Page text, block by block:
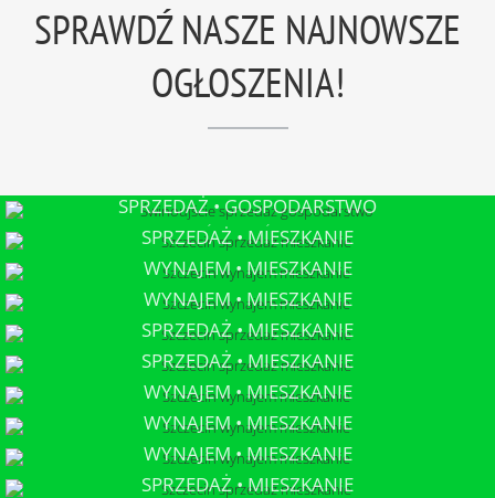
SPRAWDŹ NASZE NAJNOWSZE
OGŁOSZENIA!
SPRZEDAŻ • GOSPODARSTWO
ŚWINOUJŚCIE
SPRZEDAŻ • MIESZKANIE
SZCZECIN
WYNAJEM • MIESZKANIE
SZCZECIN
WYNAJEM • MIESZKANIE
SZCZECIN
SPRZEDAŻ • MIESZKANIE
SZCZECIN
SPRZEDAŻ • MIESZKANIE
SZCZECIN
WYNAJEM • MIESZKANIE
SZCZECIN
WYNAJEM • MIESZKANIE
SZCZECIN
WYNAJEM • MIESZKANIE
SZCZECIN
SPRZEDAŻ • MIESZKANIE